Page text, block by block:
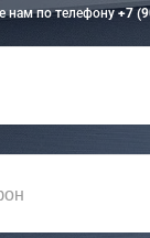
нам по телефону+7